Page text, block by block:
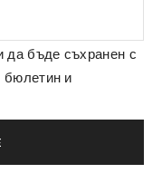
да бъде съхранен с
бюлетин и